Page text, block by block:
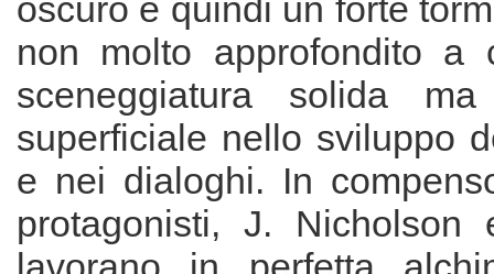
oscuro e quindi un forte
non molto approfondito a
sceneggiatura solida ma
superficiale nello sviluppo
e nei dialoghi. In
protagonisti, J. Nicholson